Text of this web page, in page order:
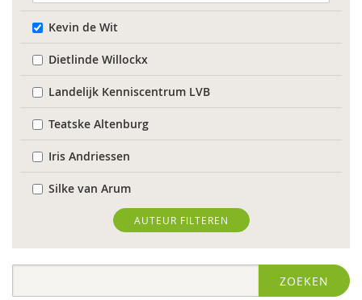
Kevin de Wit
Dietlinde Willockx
Landelijk Kenniscentrum LVB
Teatske Altenburg
Iris Andriessen
Silke van Arum
Roli Ayutsede
Sebastiaan Baauw
AUTEUR FILTEREN
ZOEKEN